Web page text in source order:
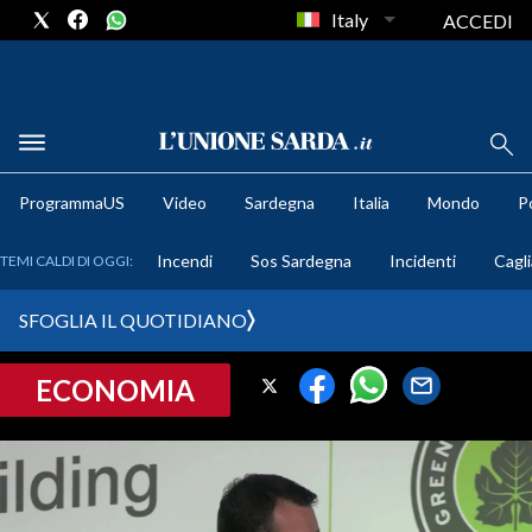
METEO
CRONACA SARDEGNA
PROVINCIA DI CAGLIARI
SULCIS IGLESIENTE
Italy ACCEDI
ProgrammaUS Video Sardegna Italia Mondo
TEMI CALDI DI OGGI: Incendi Sos Sardegna Incidenti
SFOGLIA IL QUOTIDIANO
ECONOMIA